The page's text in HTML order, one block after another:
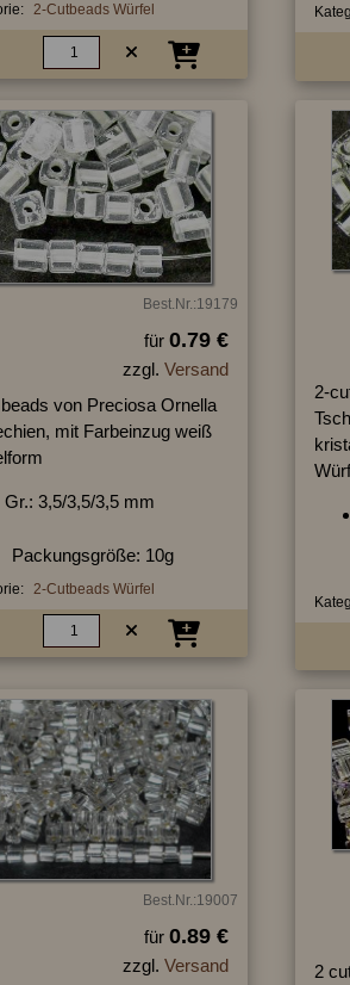
2-Cutbeads Würfel
Best.Nr.:19179
für 0.79 €
zzgl. Versand
von Preciosa Ornella
mit Farbeinzug weiß
Gr.: 3,5/3,5/3,5 mm
Packungsgröße: 10g
2-Cutbeads Würfel
2-
Best.Nr.:19007
für 0.89 €
zzgl. Versand
2